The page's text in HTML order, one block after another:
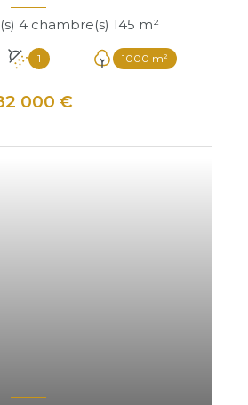
Maison 6 pièce(s) 4 chambre(s) 145 m²
1 1000 m²
000 €